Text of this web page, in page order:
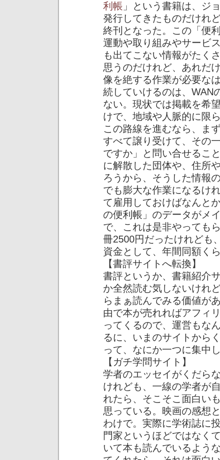
利帳 」という書籍は、ジ
発行してきたものだけれ
終刊となった。この「便
運動や取り組みやサービ
も出てこない情報がたく
思うのだけれど、あれだ
像を絶する作業が必要な
続していけるのは、WAN
ない。現状では掲載を希
けで、地域や人脈的に限
この路線を進むなら、ま
すべて譲り受けて、その
ですか」と問い合せるこ
に解散した団体や、住所
ろうから、そうした情報
でも膨大な作業になるけ
て雇用しておけばなんと
の便利帳」のデータがメ
で、これは是非やっても
冊2500円だったけれども
資金として、年間同額く
【書評サイトへ転換】
書評というか、書籍紹介
か全然読む気しないけれ
らまぁ読んでみる価値が
由で本が売れればアフィ
ってくるので、運営もな
るに、いまのサイトから
って、なにか一つに集中
【ガチ学問サイト】
学者のエッセイがくだら
けれども、一線の学者が
れたら、そこそこ面白い
思っている。映画の感想
わけで。実際に学術誌に
門家というほどではなく
いて本も読んでいるよう